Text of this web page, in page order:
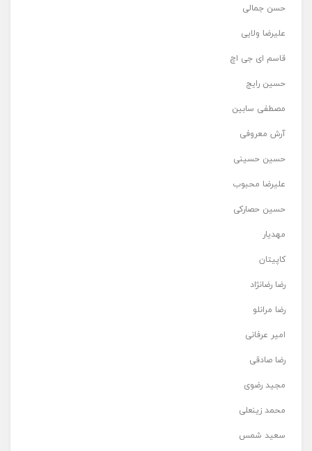
حسن جمالی
علیرضا ولایی
قاسم ای جی اچ
حسین رایج
مصطفی سابین
آرش معروفی
حسین حسینی
علیرضا محبوب
حسین حصارکی
مهدیار
کاپیتان
رضا رضانژاد
رضا مرانلو
امیر عرفانی
رضا صادقی
مجید رضوی
محمد زینعلی
سعید شمس